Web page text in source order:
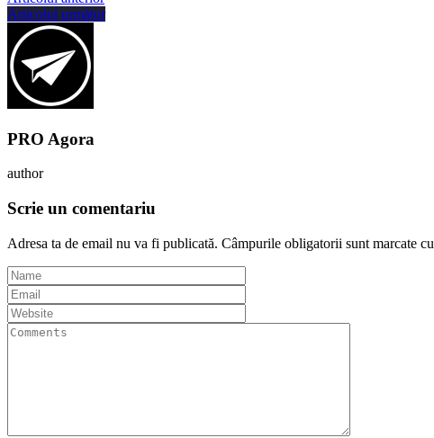
Articolul următor
PRO Agora
author
Scrie un comentariu
Adresa ta de email nu va fi publicată. Câmpurile obligatorii sunt marcate cu